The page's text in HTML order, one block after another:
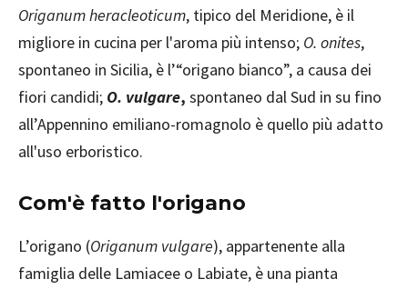
Origanum heracleoticum, tipico del Meridione, è il
migliore in cucina per l'aroma più intenso; O. onites,
spontaneo in Sicilia, è l’“origano bianco”, a causa dei
fiori candidi; O. vulgare, spontaneo dal Sud in su fino
all’Appennino emiliano-romagnolo è quello più adatto
all'uso erboristico.
Com'è fatto l'origano
L’origano (Origanum vulgare), appartenente alla
famiglia delle Lamiacee o Labiate, è una pianta